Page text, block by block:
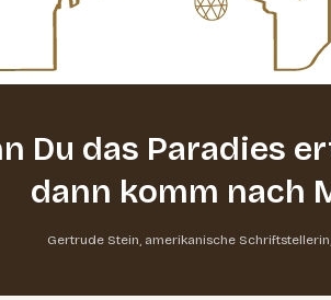
Du das Paradies
dann komm nach
Gertrude Stein, amerikanische Schriftstellerin,